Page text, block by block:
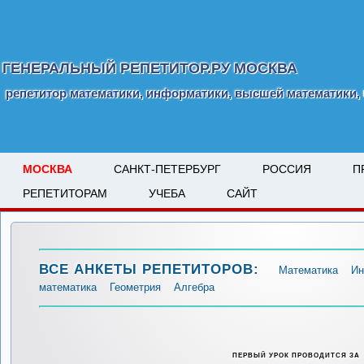
ГЕНЕРАЛЬНЫЙ РЕПЕТИТОР.РУ МОСКВА
репетитор математики, информатики, высшей математики,
МОСКВА САНКТ-ПЕТЕРБУРГ РОССИЯ
РЕПЕТИТОРАМ
УЧЕБА САЙТ
ВСЕ АНКЕТЫ РЕПЕТИТОРОВ: Математика
математика
Геометрия Алгебра
ПЕРВЫЙ УРОК ПРОВОДИТСЯ ЗА